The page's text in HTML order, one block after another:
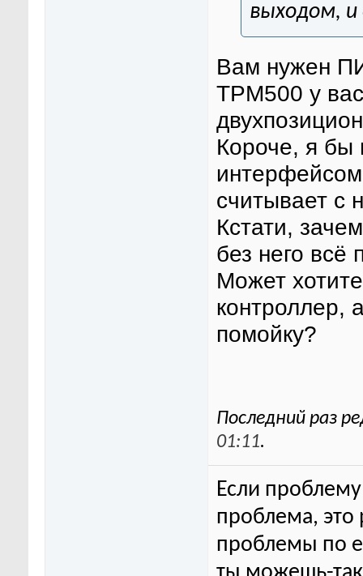
выходом,
Вам нужен
ТРМ500 у
Короче, я бы
считывает с
Кстати,
без него всё
Может
контроллер,
помойку?
Последний раз
01:11.
Если
проблема, это
проблемы по